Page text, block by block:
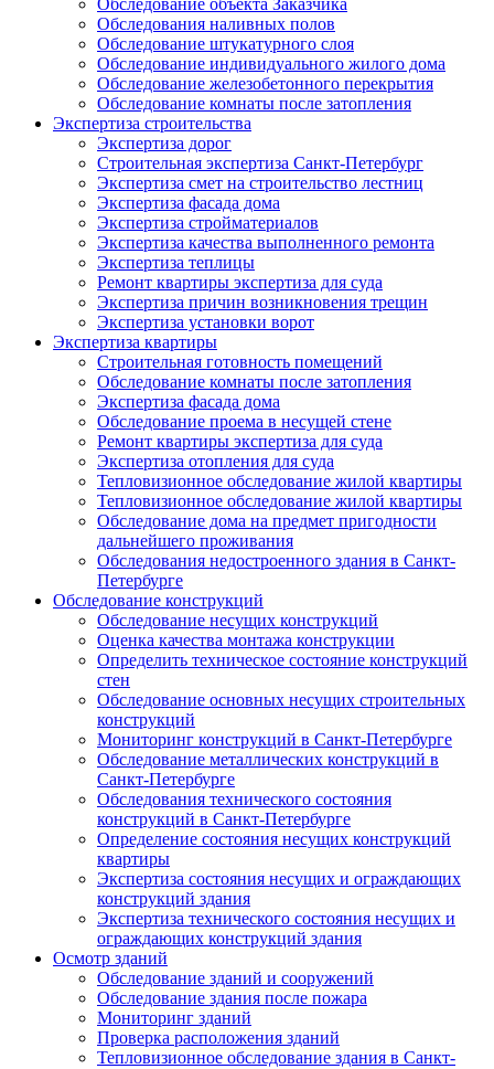
Обследование объекта Заказчика
Обследования наливных полов
Обследование штукатурного слоя
Обследование индивидуального жилого дома
Обследование железобетонного перекрытия
Обследование комнаты после затопления
Экспертиза строительства
Экспертиза дорог
Строительная экспертиза Санкт-Петербург
Экспертиза смет на строительство лестниц
Экспертиза фасада дома
Экспертиза стройматериалов
Экспертиза качества выполненного ремонта
Экспертиза теплицы
Ремонт квартиры экспертиза для суда
Экспертиза причин возникновения трещин
Экспертиза установки ворот
Экспертиза квартиры
Строительная готовность помещений
Обследование комнаты после затопления
Экспертиза фасада дома
Обследование проема в несущей стене
Ремонт квартиры экспертиза для суда
Экспертиза отопления для суда
Тепловизионное обследование жилой квартиры
Тепловизионное обследование жилой квартиры
Обследование дома на предмет пригодности
дальнейшего проживания
Обследования недостроенного здания в Санкт-
Петербурге
Обследование конструкций
Обследование несущих конструкций
Оценка качества монтажа конструкции
Определить техническое состояние конструкций
стен
Обследование основных несущих строительных
конструкций
Мониторинг конструкций в Санкт-Петербурге
Обследование металлических конструкций в
Санкт-Петербурге
Обследования технического состояния
конструкций в Санкт-Петербурге
Определение состояния несущих конструкций
квартиры
Экспертиза состояния несущих и ограждающих
конструкций здания
Экспертиза технического состояния несущих и
ограждающих конструкций здания
Осмотр зданий
Обследование зданий и сооружений
Обследование здания после пожара
Мониторинг зданий
Проверка расположения зданий
Тепловизионное обследование здания в Санкт-